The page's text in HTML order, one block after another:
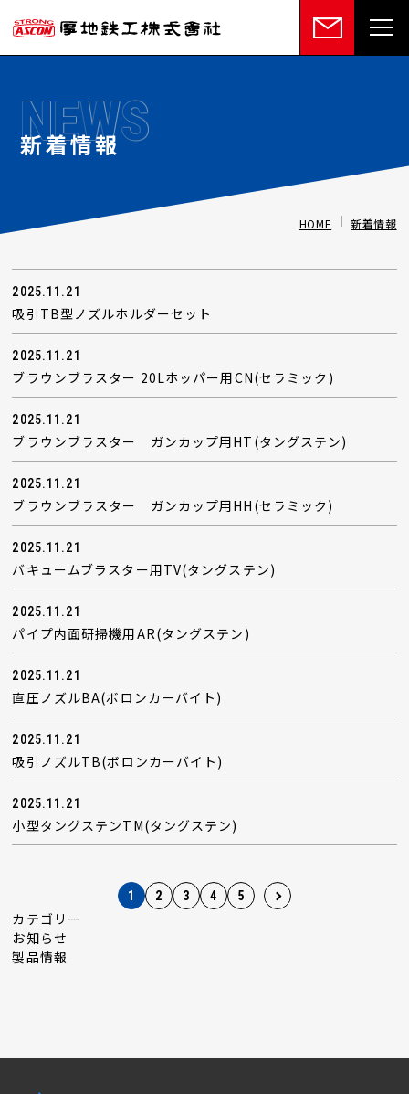
新着情報
NEWS
HOME 新着情報
2025.11.21
吸引TB型ノズルホルダーセット
2025.11.21
ブラウンブラスター 20Lホッパー用CN(セラミック)
2025.11.21
ブラウンブラスター ガンカップ用HT(タングステン)
2025.11.21
ブラウンブラスター ガンカップ用HH(セラミック)
2025.11.21
バキュームブラスター用TV(タングステン)
2025.11.21
パイプ内面研掃機用AR(タングステン)
2025.11.21
直圧ノズルBA(ボロンカーバイト)
2025.11.21
吸引ノズルTB(ボロンカーバイト)
2025.11.21
小型タングステンTM(タングステン)
1 2 3 4 5
カテゴリー
お知らせ
製品情報